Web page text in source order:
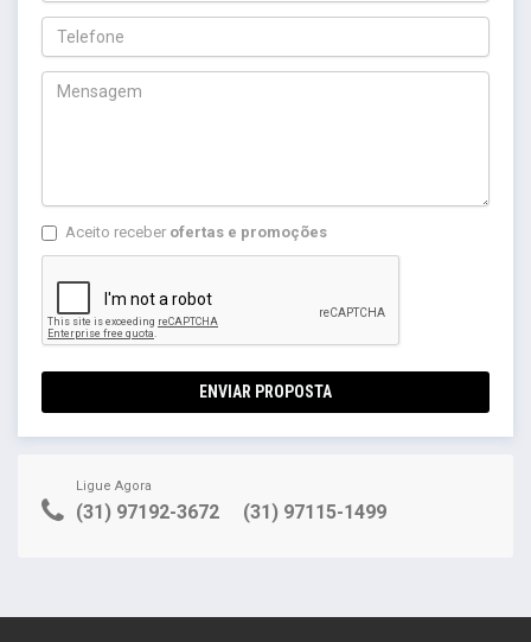
Aceito receber ofertas e promoções
ENVIAR PROPOSTA
Ligue Agora
(31) 97192-3672 (31) 97115-1499